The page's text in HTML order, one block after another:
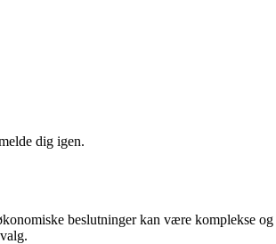
dig igen.
beslutninger kan være komplekse